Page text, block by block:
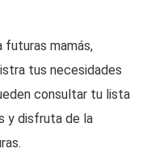
futuras mamás,
tus necesidades
consultar tu lista
y disfruta de la